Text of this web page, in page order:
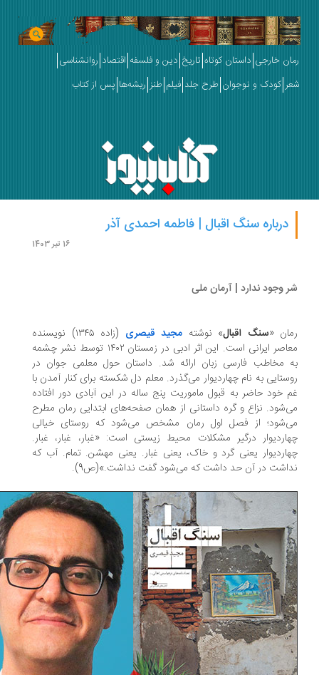
خارجی داستان کوتاه تاریخ دین و فلسفه اقتصاد روانشناسی
کودک و نوجوان طرح جلد فیلم طنز ریشه‌ها پس از کتاب
درباره سنگ اقبال | فاطمه احمدی آذر
وجود ندارد | آرمان ملی
«سنگ اقبال» نوشتهمجید قیصری
(زاده ۱۳۴۵) نویسنده
معاصر ایرانی است. این اثر ادبی در زمستان ۱۴۰۲ توسط نشر چشمه
مخاطب فارسی زبان ارائه شد. داستان حول معلمی جوان در
به نام چهاردیوار می‌گذرد. معلم دل شکسته برای کنار آمدن با
خود حاضر به قبول ماموریت پنج ساله در این آبادی دور افتاده
نزاع و گره داستانی از همان صفحه‌های ابتدایی رمان مطرح
از فصل اول رمان مشخص می‌شود که روستای خیالی
درگیر مشکلات محیط زیستی است: «غبار، غبار، غبار.
یعنی گرد و خاک، یعنی غبار. یعنی مهشن. تمام. آب که
در آن حد داشت که می‌شود گفت نداشت.»(ص9).